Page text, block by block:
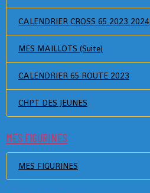
CALENDRIER CROSS 65 2023 2024
MES MAILLOTS (Suite)
CALENDRIER 65 ROUTE 2023
CHPT DES JEUNES
MES FIGURINES
MES FIGURINES